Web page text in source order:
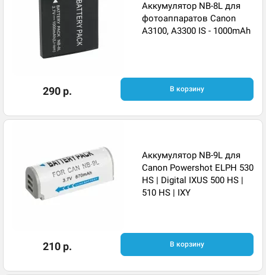
Аккумулятор NB-8L для
фотоаппаратов Canon
A3100, A3300 IS - 1000mAh
290 р. В корзину
Аккумулятор NB-9L для
Canon Powershot ELPH 530
HS | Digital IXUS 500 HS |
510 HS | IXY
210 р. В корзину